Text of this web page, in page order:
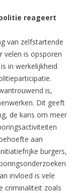
reageert
van zelfstartende
velen is opsporen
in werkelijkheid
is,
Dit geeft
de kans om meer
aan
burgers,
invloed is vele
criminaliteit zoals